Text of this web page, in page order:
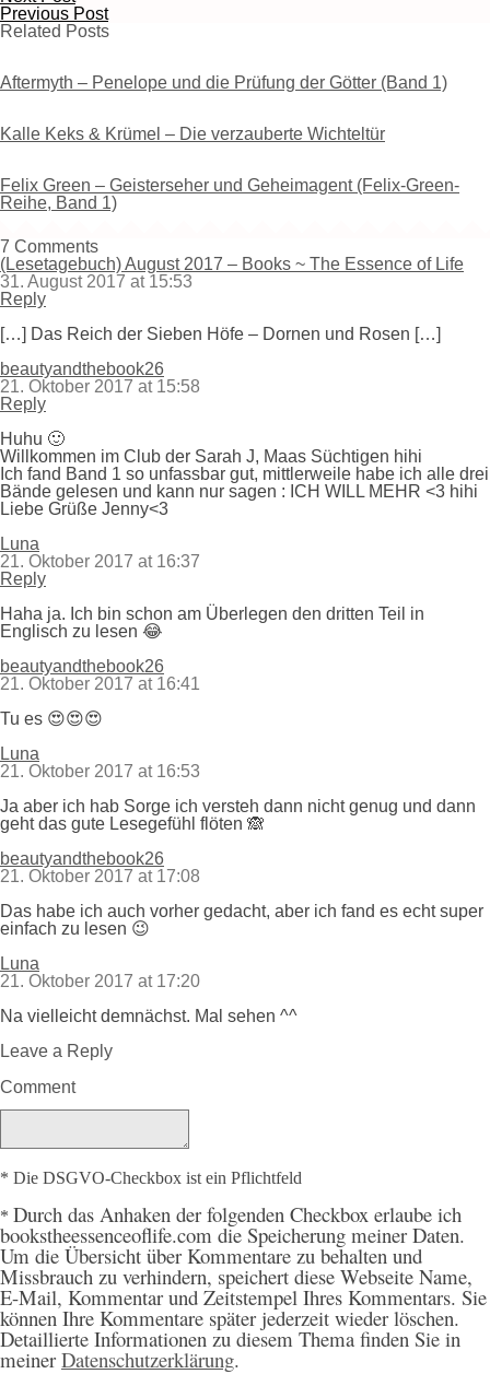
Previous Post
Related Posts
Aftermyth – Penelope und die Prüfung der Götter (Band 1)
Kalle Keks & Krümel – Die verzauberte Wichteltür
Felix Green – Geisterseher und Geheimagent (Felix-Green-
Reihe, Band 1)
7 Comments
(Lesetagebuch) August 2017 – Books ~ The Essence of Life
31. August 2017 at 15:53
Reply
[…] Das Reich der Sieben Höfe – Dornen und Rosen […]
beautyandthebook26
21. Oktober 2017 at 15:58
Reply
Huhu 🙂
Willkommen im Club der Sarah J, Maas Süchtigen hihi
Ich fand Band 1 so unfassbar gut, mittlerweile habe ich alle drei
Bände gelesen und kann nur sagen : ICH WILL MEHR <3 hihi
Liebe Grüße Jenny<3
Luna
21. Oktober 2017 at 16:37
Reply
Haha ja. Ich bin schon am Überlegen den dritten Teil in
Englisch zu lesen 😂
beautyandthebook26
21. Oktober 2017 at 16:41
Tu es 😍😍😍
Luna
21. Oktober 2017 at 16:53
Ja aber ich hab Sorge ich versteh dann nicht genug und dann
geht das gute Lesegefühl flöten 🙈
beautyandthebook26
21. Oktober 2017 at 17:08
Das habe ich auch vorher gedacht, aber ich fand es echt super
einfach zu lesen 😉
Luna
21. Oktober 2017 at 17:20
Na vielleicht demnächst. Mal sehen ^^
Leave a Reply
Comment
* Die DSGVO-Checkbox ist ein Pflichtfeld
* Durch das Anhaken der folgenden Checkbox erlaube ich
bookstheessenceoflife.com die Speicherung meiner Daten.
Um die Übersicht über Kommentare zu behalten und
Missbrauch zu verhindern, speichert diese Webseite Name,
E-Mail, Kommentar und Zeitstempel Ihres Kommentars. Sie
können Ihre Kommentare später jederzeit wieder löschen.
Detaillierte Informationen zu diesem Thema finden Sie in
meiner Datenschutzerklärung.